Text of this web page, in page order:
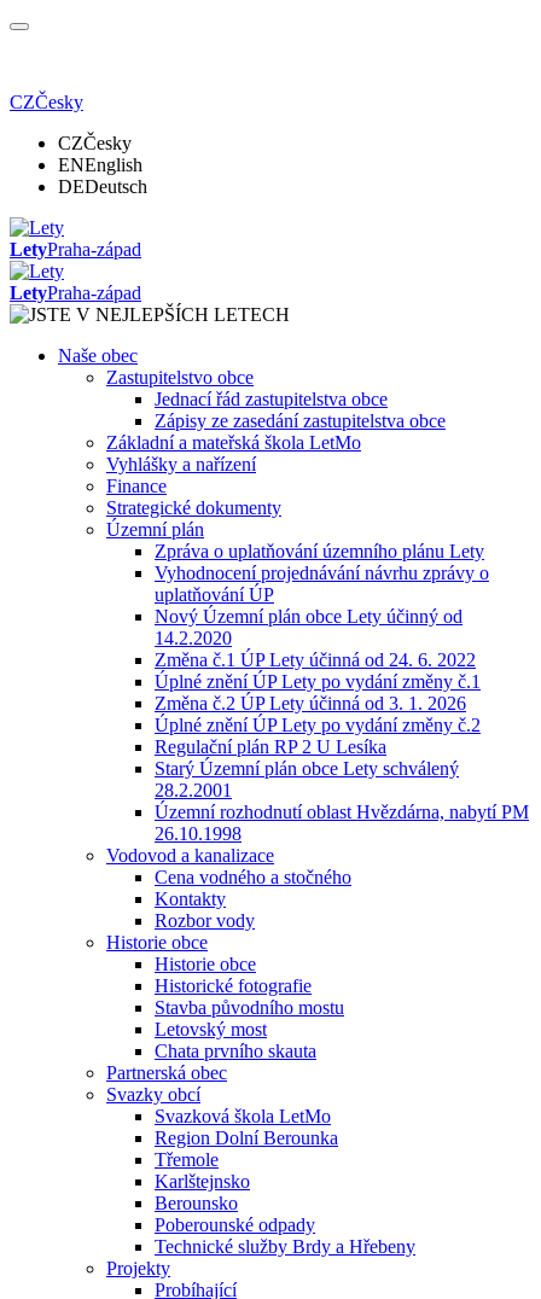
CZČesky
CZČesky
ENEnglish
DEDeutsch
LetyPraha-západ
LetyPraha-západ
Naše obec
Zastupitelstvo obce
Jednací řád zastupitelstva obce
Zápisy ze zasedání zastupitelstva obce
Základní a mateřská škola LetMo
Vyhlášky a nařízení
Finance
Strategické dokumenty
Územní plán
Zpráva o uplatňování územního plánu Lety
Vyhodnocení projednávání návrhu zprávy o
uplatňování ÚP
Nový Územní plán obce Lety účinný od
14.2.2020
Změna č.1 ÚP Lety účinná od 24. 6. 2022
Úplné znění ÚP Lety po vydání změny č.1
Změna č.2 ÚP Lety účinná od 3. 1. 2026
Úplné znění ÚP Lety po vydání změny č.2
Regulační plán RP 2 U Lesíka
Starý Územní plán obce Lety schválený
28.2.2001
Územní rozhodnutí oblast Hvězdárna, nabytí PM
26.10.1998
Vodovod a kanalizace
Cena vodného a stočného
Kontakty
Rozbor vody
Historie obce
Historie obce
Historické fotografie
Stavba původního mostu
Letovský most
Chata prvního skauta
Partnerská obec
Svazky obcí
Svazková škola LetMo
Region Dolní Berounka
Třemole
Karlštejnsko
Berounsko
Poberounské odpady
Technické služby Brdy a Hřebeny
Projekty
Probíhající